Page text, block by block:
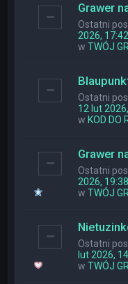
Grawer
Ostatni
2026, 17:42
wTWÓJ
Ostatni
12 lut
w KOD DO
Grawer
Ostatni
2026, 19:38
wTWÓJ
Ostatni
lut 2026,
wTWÓJ